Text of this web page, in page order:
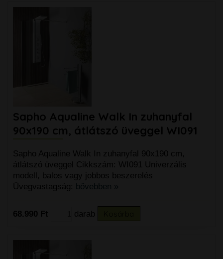
Sapho Aqualine Walk In zuhanyfal
90x190 cm, átlátszó üveggel WI091
Sapho Aqualine Walk In zuhanyfal 90x190 cm,
átlátszó üveggel Cikkszám: WI091 Univerzális
modell, balos vagy jobbos beszerelés
Üvegvastagság:
bővebben »
68.990 Ft darab